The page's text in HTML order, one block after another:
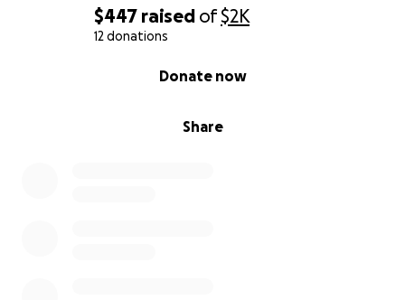
$447 raised of$2K
12 donations
Share
Donate now